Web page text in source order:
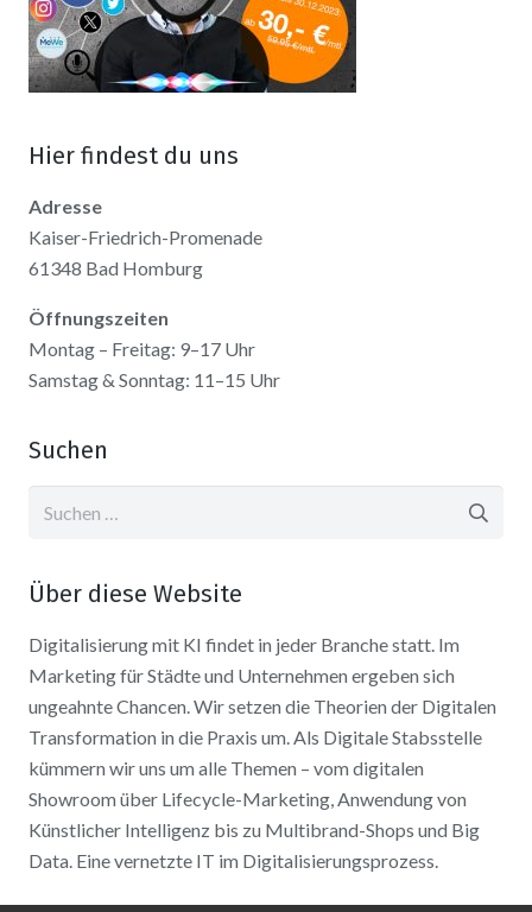
Hier findest du uns
Adresse
Kaiser-Friedrich-Promenade
61348 Bad Homburg
Öffnungszeiten
Montag – Freitag: 9–17 Uhr
Samstag & Sonntag: 11–15 Uhr
Suchen
Über diese Website
Digitalisierung mit KI findet in jeder Branche statt. Im
Marketing für Städte und Unternehmen ergeben sich
ungeahnte Chancen. Wir setzen die Theorien der Digitalen
Transformation in die Praxis um. Als Digitale Stabsstelle
kümmern wir uns um alle Themen – vom digitalen
Showroom über Lifecycle-Marketing, Anwendung von
Künstlicher Intelligenz bis zu Multibrand-Shops und Big
Data. Eine vernetzte IT im Digitalisierungsprozess.